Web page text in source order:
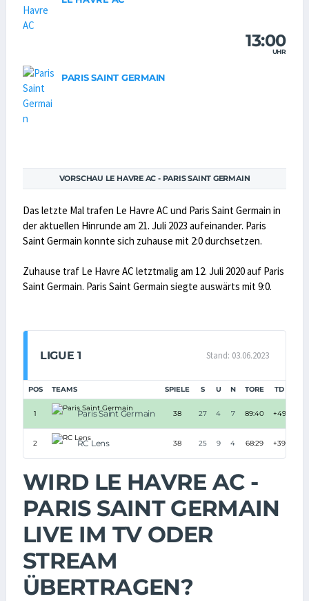
13:00
UHR
PARIS SAINT GERMAIN
VORSCHAU LE HAVRE AC - PARIS SAINT GERMAIN
Das letzte Mal trafen Le Havre AC und Paris Saint Germain in
der aktuellen Hinrunde am 21. Juli 2023 aufeinander. Paris
Saint Germain konnte sich zuhause mit 2:0 durchsetzen.
Zuhause traf Le Havre AC letztmalig am 12. Juli 2020 auf Paris
Saint Germain. Paris Saint Germain siegte auswärts mit 9:0.
LIGUE 1 Stand: 03.06.2023
POS TEAMS SPIELE S U N TORE TD
1 Paris Saint Germain 38 27 4 7 89:40 +49
2 RC Lens 38 25 9 4 68:29 +39
WIRD LE HAVRE AC -
PARIS SAINT GERMAIN
LIVE IM TV ODER
STREAM
ÜBERTRAGEN?